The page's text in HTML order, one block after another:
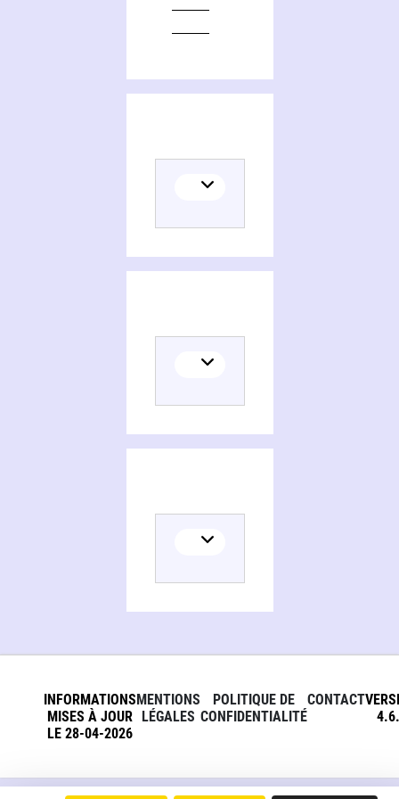
INFORMATIONS
MISES À JOUR
LE 28-04-2026
MENTIONS
LÉGALES
POLITIQUE DE
CONFIDENTIALITÉ
CONTACT